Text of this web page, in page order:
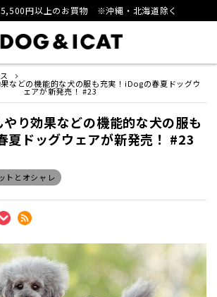
5,500円以上のお買物 ※沖縄・北海道除く
などの機能的な犬の服も充実！iDogの春夏ドッグウ
ェアが新発売！ #23
り効果などの機能的な犬の服も
夏ドッグウェアが新発売！ #23
トとオシャレ